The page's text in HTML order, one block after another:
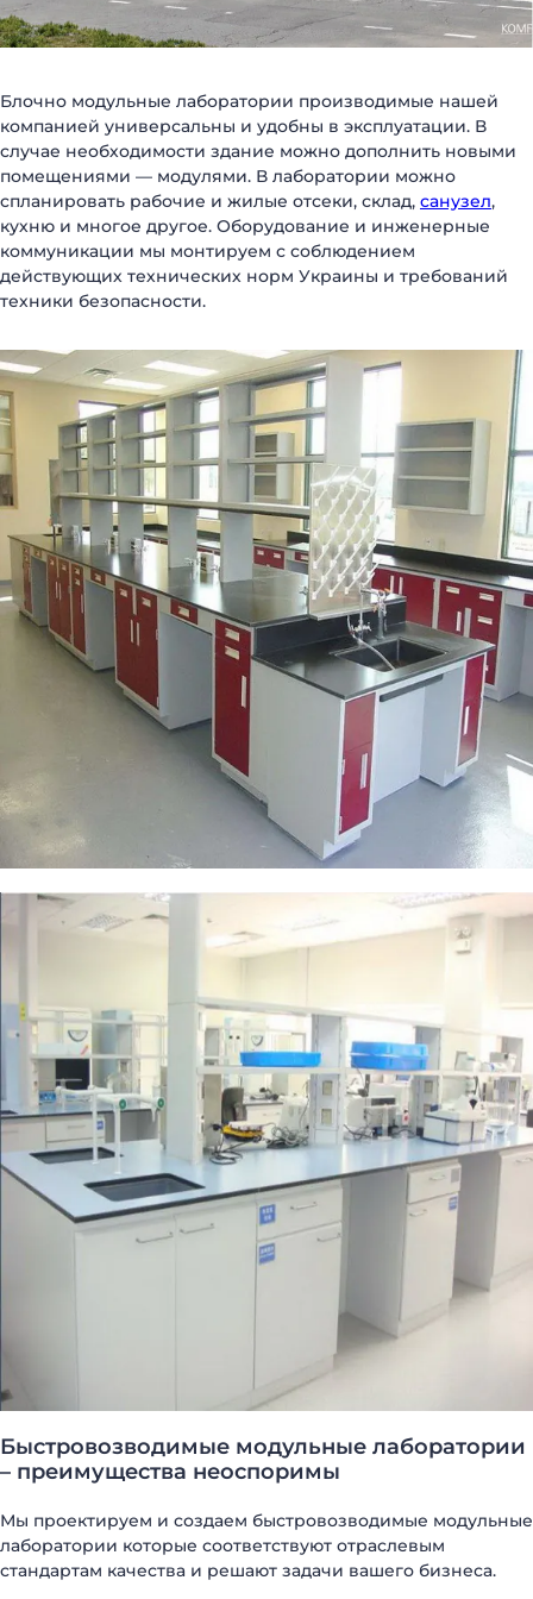
ДОМА МОДУЛЬНЫЕ
КАРКАСНЫЕ ДОМА
САНИТАРНЫЕ БЛОКИ
МОДУЛЬНЫЕ ПРАЧЕЧНЫЕ
ТОРГОВЫЕ ПАВИЛЬОНЫ
Блочно модульные лаборатории производимые нашей
компанией универсальны и удобны в эксплуатации. В
случае необходимости здание можно дополнить новыми
помещениями — модулями. В лаборатории можно
спланировать рабочие и жилые отсеки, склад, санузел,
кухню и многое другое. Оборудование и инженерные
коммуникации мы монтируем с соблюдением
действующих технических норм Украины и требований
техники безопасности.
Быстровозводимые модульные лаборатории
– преимущества неоспоримы
Мы проектируем и создаем быстровозводимые модульные
лаборатории которые соответствуют отраслевым
стандартам качества и решают задачи вашего бизнеса.